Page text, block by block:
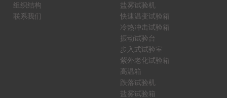
组织结构
联系我们
盐雾试验机
快速温变试验箱
冷热冲击试验箱
振动试验台
步入式试验室
紫外老化试验箱
高温箱
跌落试验机
盐雾试验箱